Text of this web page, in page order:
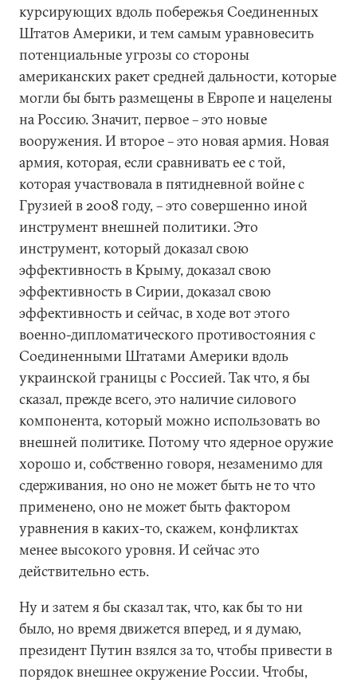
курсирующих вдоль побережья Соединенных
Штатов Америки, и тем самым уравновесить
потенциальные угрозы со стороны
американских ракет средней дальности, которые
могли бы быть размещены в Европе и нацелены
на Россию. Значит, первое – это новые
вооружения. И второе – это новая армия. Новая
армия, которая, если сравнивать ее с той,
которая участвовала в пятидневной войне с
Грузией в 2008 году, – это совершенно иной
инструмент внешней политики. Это
инструмент, который доказал свою
эффективность в Крыму, доказал свою
эффективность в Сирии, доказал свою
эффективность и сейчас, в ходе вот этого
военно-дипломатического противостояния с
Соединенными Штатами Америки вдоль
украинской границы с Россией. Так что, я бы
сказал, прежде всего, это наличие силового
компонента, который можно использовать во
внешней политике. Потому что ядерное оружие
хорошо и, собственно говоря, незаменимо для
сдерживания, но оно не может быть не то что
применено, оно не может быть фактором
уравнения в каких-то, скажем, конфликтах
менее высокого уровня. И сейчас это
действительно есть.
Ну и затем я бы сказал так, что, как бы то ни
было, но время движется вперед, и я думаю,
президент Путин взялся за то, чтобы привести в
порядок внешнее окружение России. Чтобы,